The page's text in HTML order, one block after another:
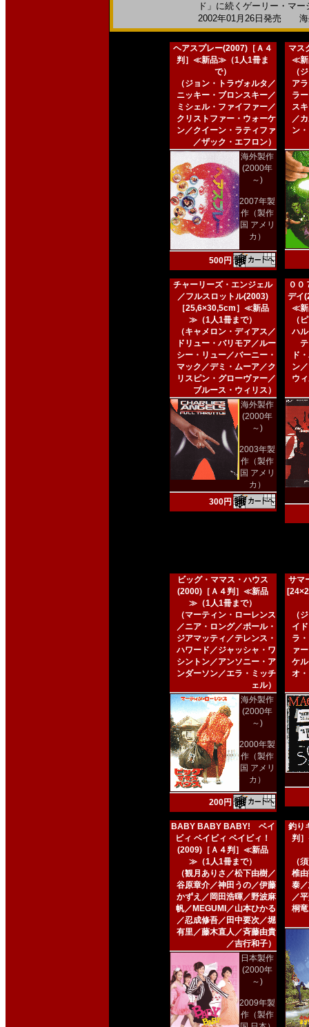
ド」に続くゲーリー・マ
2002年01月26日発売 海
ヘアスプレー(2007)［Ａ４
判］≪新品≫（1人1冊ま
で）
（ジョン・トラヴォルタ／
ニッキー・ブロンスキー／
ミシェル・ファイファー／
クリストファー・ウォーケ
ン／クイーン・ラティファ
／ザック・エフロン）
海外製作
(2000年
～)
2007年製
作（製作
国 アメリ
カ）
500円
マス
≪新
（
ア
ラ
ス
／
ン
チャーリーズ・エンジェル
／フルスロットル(2003)
［25,6×30,5cm］≪新品
≫（1人1冊まで）
（キャメロン・ディアス／
ドリュー・バリモア／ルー
シー・リュー／バーニー・
マック／デミ・ムーア／ク
リスピン・グローヴァー／
ブルース・ウィリス）
海外製作
(2000年
～)
2003年製
作（製作
国 アメリ
カ）
300円
００
デイ
≪新
（
ハ
ド
ン
ウ
ビッグ・ママス・ハウス
(2000)［Ａ４判］≪新品
≫（1人1冊まで）
（マーティン・ローレンス
／ニア・ロング／ポール・
ジアマッティ／テレンス・
ハワード／ジャッシャ・ワ
シントン／アンソニー・ア
ンダーソン／エラ・ミッチ
ェル）
海外製作
(2000年
～)
2000年製
作（製作
国 アメリ
カ）
200円
サマ
（
イ
ラ
ァ
ケ
オ
BABY BABY BABY! ベイ
ビィ ベイビィ ベイビィ！
(2009)［Ａ４判］≪新品
≫（1人1冊まで）
（観月ありさ／松下由樹／
谷原章介／神田うの／伊藤
かずえ／岡田浩暉／野波麻
帆／MEGUMI／山本ひかる
／忍成修吾／田中要次／堀
有里／藤木直人／斉藤由貴
／吉行和子）
日本製作
(2000年
～)
2009年製
作（製作
釣り
判
（
椎
泰
／
桐